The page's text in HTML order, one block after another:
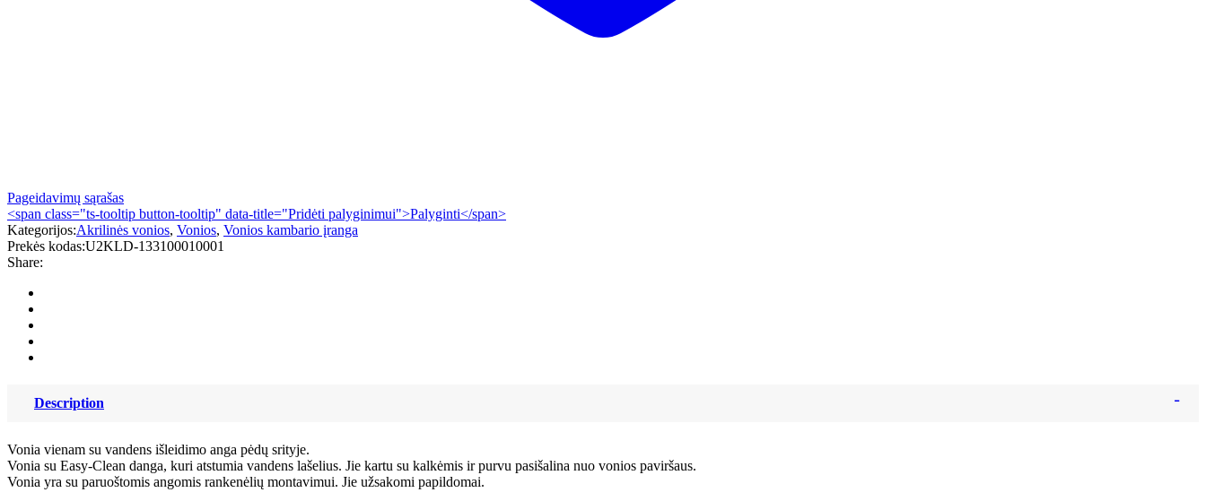
Pageidavimų sąrašas
<span class="ts-tooltip button-tooltip" data-title="Pridėti palyginimui">Palyginti</span>
Kategorijos:Akrilinės vonios, Vonios, Vonios kambario įranga
Prekės kodas:U2KLD-133100010001
Share:
Description
Vonia vienam su vandens išleidimo anga pėdų srityje.
Vonia su Easy-Clean danga, kuri atstumia vandens lašelius. Jie kartu su kalkėmis ir purvu pasišalina nuo vonios paviršaus.
Vonia yra su paruoštomis angomis rankenėlių montavimui. Jie užsakomi papildomai.